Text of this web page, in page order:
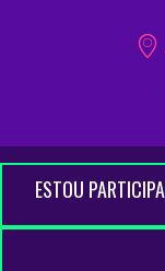
ESTOU